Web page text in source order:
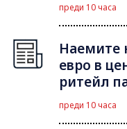
преди 10 часа
Наемите
евро в
ритейл
преди 10 часа